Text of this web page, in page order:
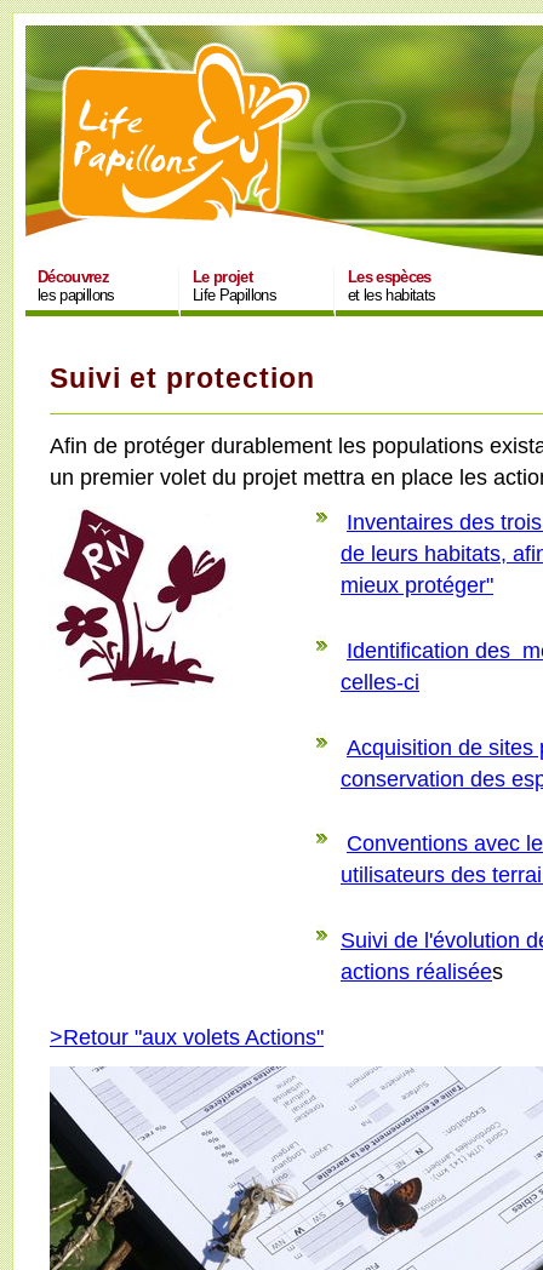
Découvrez
les papillons
Le projet
Life Papillons
Les espèces
et les habitats
Suivi et protection
Afin de protéger durablement les populations
un premier volet du projet mettra en place les
Inventaires des
de leurs habitats,
mieux protéger"
Identification des
celles-ci
Acquisition de sites
conservation des
Conventions avec
utilisateurs des
Suivi de l'évolution
actions réalisées
>Retour "aux volets Actions"